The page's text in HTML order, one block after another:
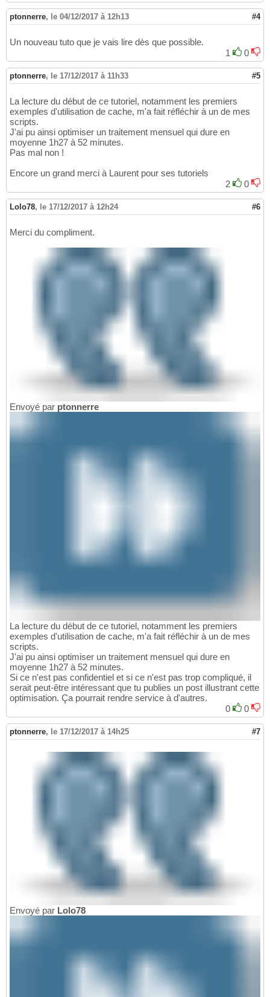
ptonnerre, le 04/12/2017 à 12h13 #4
Un nouveau tuto que je vais lire dès que possible.
1
0
ptonnerre, le 17/12/2017 à 11h33 #5
La lecture du début de ce tutoriel, notamment les premiers
exemples d'utilisation de cache, m'a fait réfléchir à un de mes
scripts.
J'ai pu ainsi optimiser un traitement mensuel qui dure en
moyenne 1h27 à 52 minutes.
Pas mal non !
Encore un grand merci à Laurent pour ses tutoriels
2
0
Lolo78, le 17/12/2017 à 12h24 #6
Merci du compliment.
Envoyé par ptonnerre
La lecture du début de ce tutoriel, notamment les premiers
exemples d'utilisation de cache, m'a fait réfléchir à un de mes
scripts.
J'ai pu ainsi optimiser un traitement mensuel qui dure en
moyenne 1h27 à 52 minutes.
Si ce n'est pas confidentiel et si ce n'est pas trop compliqué, il
serait peut-être intéressant que tu publies un post illustrant cette
optimisation. Ça pourrait rendre service à d'autres.
0
0
ptonnerre, le 17/12/2017 à 14h25 #7
Envoyé par Lolo78